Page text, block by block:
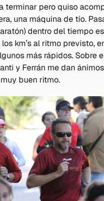
terminar pero quiso
una máquina de tío.
dentro del tiempo
km’s al ritmo previsto,
más rápidos. Sobre
y Ferrán me dan
buen ritmo.